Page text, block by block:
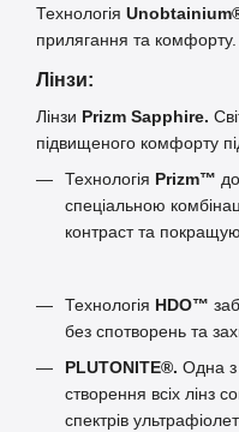
Технологія
прилягання та комфорту.
Лінзи:
Лінзи Prizm Sapphire.
підвищеного комфорту
Технологія Prizm™
спеціальною
контраст та
Технологія HDO™
без спотворень та
PLUTONITE®. Одна з
створення всіх лінз
спектрів